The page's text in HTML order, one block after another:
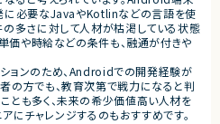
・詳細設計
・実装
・テスト
・リリース対応
■その他補足
・複数ベンダーによる混成チ
・全体約100名規模の大型プ
に必要なJavaやKotlinなどの言語を使
の多さに対して人材が枯渇している状態
単価や時給などの条件も、融通が付きや
ョンのため、Androidでの開発経験が
の方でも、教育次第で戦力になると判
とも多く、未来の希少価値高い人材を
にチャレンジするのもおすすめです。